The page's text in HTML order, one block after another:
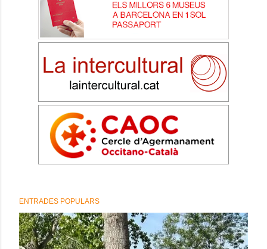
ENTRADES POPULARS